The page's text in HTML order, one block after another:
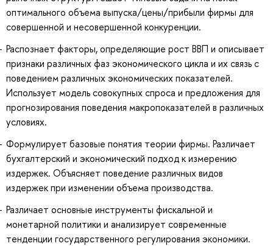
оптимального объема выпуска/цены/прибыли фирмы для
совершенной и несовершенной конкуренции.
Распознает факторы, определяющие рост ВВП и описывает
признаки различных фаз экономического цикла и их связь с
поведением различных экономических показателей.
Использует модель совокупных спроса и предложения для
прогнозирования поведения макропоказателей в различных
условиях.
Формулирует базовые понятия теории фирмы. Различает
бухгалтерский и экономический подход к измерению
издержек. Объясняет поведение различных видов
издержек при изменении объема производства.
Различает основные инструменты фискальной и
монетарной политики и анализирует современные
тенденции государственного регулирования экономики.